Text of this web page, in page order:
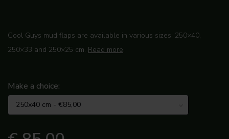
Cool Guys mud flaps are available in various sizes: 250×40,
250×33 and 250×25 cm. Read more.
Make a choice: